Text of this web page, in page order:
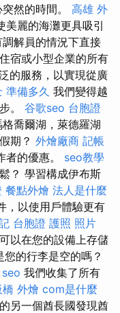
然的時間。 高雄 外
美麗的海灘更具吸引
解員的情況下直接
宿或小型企業的所有
的服務，以實現從廣
準備多久 我們變得越
。 谷歌seo 台胞證
喬爾湖，萊德羅湖
期？ 外燴廠商 記帳
者的優惠。 seo教學
？ 學習構成伊布斯
餐點外燴 法人是什麼
，以使用戶體驗更有
台胞證 護照 照片
以在您的設備上存儲
的行李是空的嗎？
我們收集了所有
橋 外燴 com是什麼
另一個酋長國發現酋